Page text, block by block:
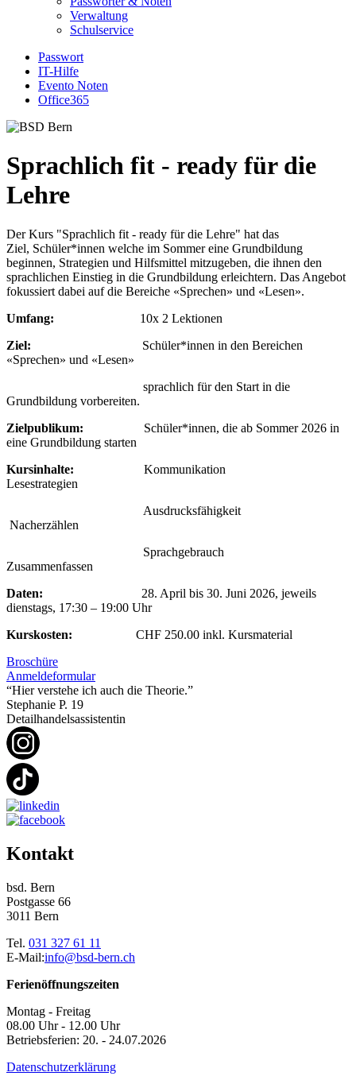
Verwaltung
Schulservice
Passwort
IT-Hilfe
Evento Noten
Office365
Sprachlich fit - ready für die
Lehre
Der Kurs "Sprachlich fit - ready für die Lehre" hat das
Ziel, Schüler*innen welche im Sommer eine Grundbildung
beginnen, Strategien und Hilfsmittel mitzugeben, die ihnen den
sprachlichen Einstieg in die Grundbildung erleichtern. Das Angebot
fokussiert dabei auf die Bereiche «Sprechen» und «Lesen».
Umfang:
10x 2 Lektionen
Ziel:
Schüler*innen in den Bereichen
«Sprechen» und «Lesen»
sprachlich für den Start in die
Grundbildung vorbereiten.
Zielpublikum:
Schüler*innen, die ab Sommer 2026 in
eine Grundbildung starten
Kursinhalte:
Kommunikation
Lesestrategien
Ausdrucksfähigkeit
Nacherzählen
Sprachgebrauch
Zusammenfassen
Daten:
28. April bis 30. Juni 2026, jeweils
dienstags, 17:30 – 19:00 Uhr
Kurskosten:
CHF 250.00 inkl. Kursmaterial
Broschüre
Anmeldeformular
“Hier verstehe ich auch die Theorie.”
Stephanie P. 19
Detailhandelsassistentin
Kontakt
bsd. Bern
Postgasse 66
3011 Bern
Tel. 031 327 61 11
E-Mail:info@bsd-bern.ch
Ferienöffnungszeiten
Montag - Freitag
08.00 Uhr - 12.00 Uhr
Betriebsferien: 20. - 24.07.2026
Datenschutzerklärung